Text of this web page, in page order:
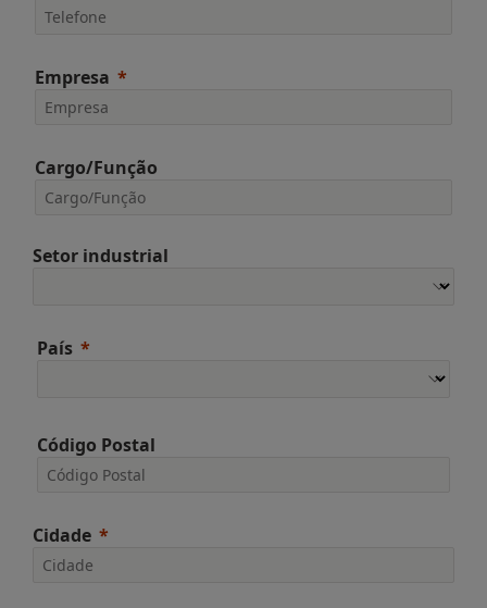
Empresa
Cargo/Função
Setor industrial
País
Código Postal
Cidade